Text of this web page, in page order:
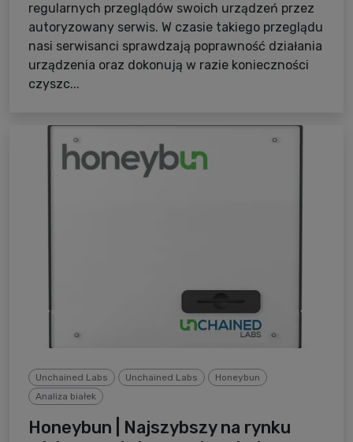
regularnych przeglądów swoich urządzeń przez
autoryzowany serwis. W czasie takiego przeglądu
nasi serwisanci sprawdzają poprawność działania
urządzenia oraz dokonują w razie konieczności
czyszc...
Unchained Labs Unchained Labs
Honeybun
Analiza białek
Honeybun | Najszybszy na rynku